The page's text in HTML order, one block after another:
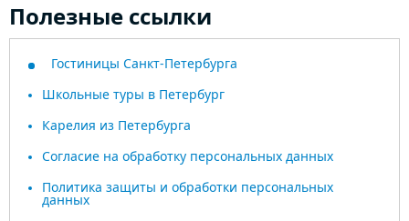
Полезные ссылки
Гостиницы Санкт-Петербурга
Школьные туры в Петербург
Карелия из Петербурга
Согласие на обработку персональных данных
Политика защиты и обработки персональных
данных